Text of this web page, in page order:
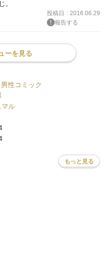
。
投稿日 : 2016.06.29
報告する
ーを見る
男性コミック
マル
もっと見る